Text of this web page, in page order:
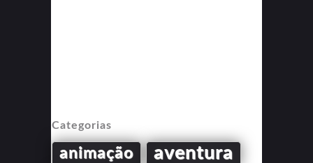
Categorias
animação aventura